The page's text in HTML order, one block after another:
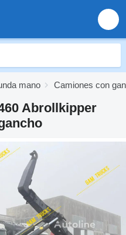
mano Camiones con
Abrollkipper